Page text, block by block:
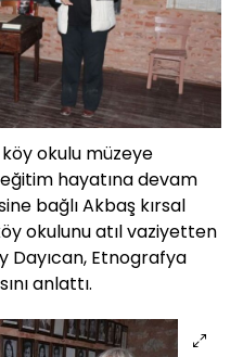
okulu müzeye
hayatına devam
bağlı Akbaş kırsal
okulunu atıl vaziyetten
Dayıcan, Etnografya
anlattı.